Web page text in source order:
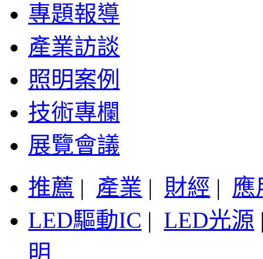
專題報導
產業訪談
照明案例
技術專欄
展覽會議
推薦 | 產業 | 財經 | 應
LED驅動IC | LED光源
明